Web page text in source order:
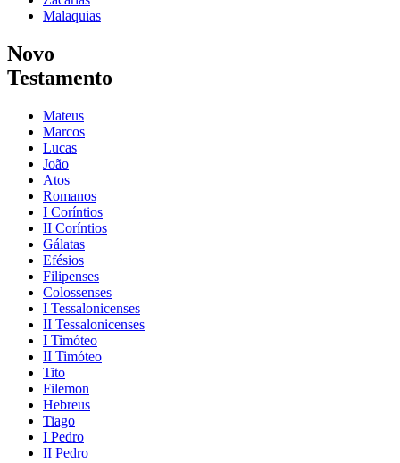
Malaquias
Novo
Testamento
Mateus
Marcos
Lucas
João
Atos
Romanos
I Coríntios
II Coríntios
Gálatas
Efésios
Filipenses
Colossenses
I Tessalonicenses
II Tessalonicenses
I Timóteo
II Timóteo
Tito
Filemon
Hebreus
Tiago
I Pedro
II Pedro